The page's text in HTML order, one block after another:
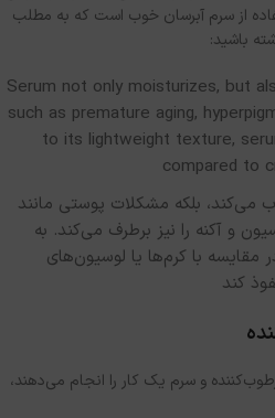
از سرم آبرسان خوب است که به مطلب
باشید:
Serum not only moisturizes, but
such as premature aging,
to its lightweight texture,
compared to
می‌کند، بلکه مشکلات پوستی مانند
و آکنه را نیز برطرف می‌کند. به
با کرم‌ها یا لوسیون‌های
کند
و سرم یک کار را انجام می‌دهند،